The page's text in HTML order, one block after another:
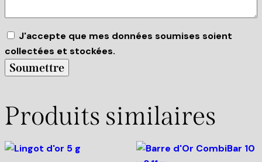
J'accepte que mes données soumises soient
collectées et stockées.
Produits similaires